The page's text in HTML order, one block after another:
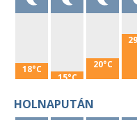
18°C
15°C
20°C
HOLNAPUTÁN